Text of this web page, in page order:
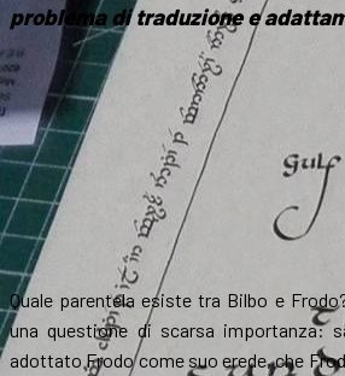
problema di traduzione e
Quale parentela esiste tra Bilbo e
una questione di scarsa importanza:
adottato Frodo come suo erede, che